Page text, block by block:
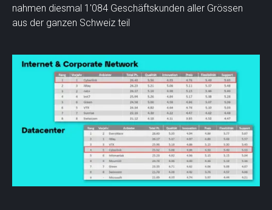
nahmen diesmal 1'084 Geschäftskunden aller Grössen
aus der ganzen Schweiz teil